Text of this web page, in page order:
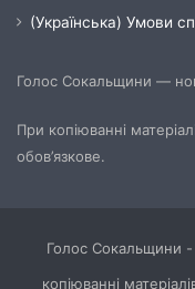
(Українська) Умови
Голос Сокальщини —
При копіюванні
обов’язкове.
Голос Сокальщини
копіюванні